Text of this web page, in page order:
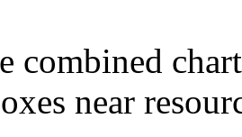
combined
near